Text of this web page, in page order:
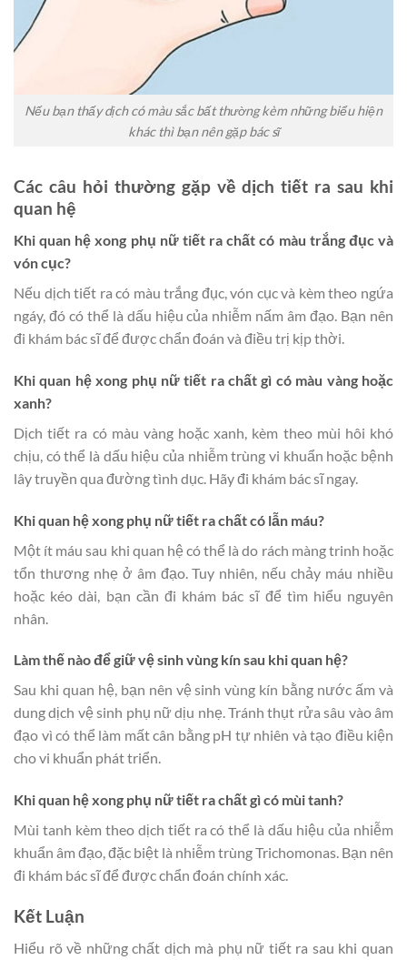
Nếu bạn thấy dịch có màu sắc bất thường kèm những biểu hiện
khác thì bạn nên gặp bác sĩ
Các câu hỏi thường gặp về dịch tiết ra sau khi
quan hệ
Khi quan hệ xong phụ nữ tiết ra chất có màu trắng đục và
vón cục?
Nếu dịch tiết ra có màu trắng đục, vón cục và kèm theo ngứa
ngáy, đó có thể là dấu hiệu của nhiễm nấm âm đạo. Bạn nên
đi khám bác sĩ để được chẩn đoán và điều trị kịp thời.
Khi quan hệ xong phụ nữ tiết ra chất gì có màu vàng hoặc
xanh?
Dịch tiết ra có màu vàng hoặc xanh, kèm theo mùi hôi khó
chịu, có thể là dấu hiệu của nhiễm trùng vi khuẩn hoặc bệnh
lây truyền qua đường tình dục. Hãy đi khám bác sĩ ngay.
Khi quan hệ xong phụ nữ tiết ra chất có lẫn máu?
Một ít máu sau khi quan hệ có thể là do rách màng trinh hoặc
tổn thương nhẹ ở âm đạo. Tuy nhiên, nếu chảy máu nhiều
hoặc kéo dài, bạn cần đi khám bác sĩ để tìm hiểu nguyên
nhân.
Làm thế nào để giữ vệ sinh vùng kín sau khi quan hệ?
Sau khi quan hệ, bạn nên vệ sinh vùng kín bằng nước ấm và
dung dịch vệ sinh phụ nữ dịu nhẹ. Tránh thụt rửa sâu vào âm
đạo vì có thể làm mất cân bằng pH tự nhiên và tạo điều kiện
cho vi khuẩn phát triển.
Khi quan hệ xong phụ nữ tiết ra chất gì có mùi tanh?
Mùi tanh kèm theo dịch tiết ra có thể là dấu hiệu của nhiễm
khuẩn âm đạo, đặc biệt là nhiễm trùng Trichomonas. Bạn nên
đi khám bác sĩ để được chẩn đoán chính xác.
Kết Luận
Hiểu rõ về những chất dịch mà phụ nữ tiết ra sau khi quan